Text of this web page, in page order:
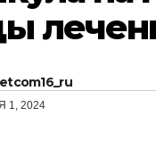
1, 2024